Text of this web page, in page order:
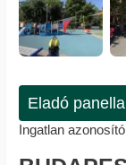
Eladó
Ingatlan